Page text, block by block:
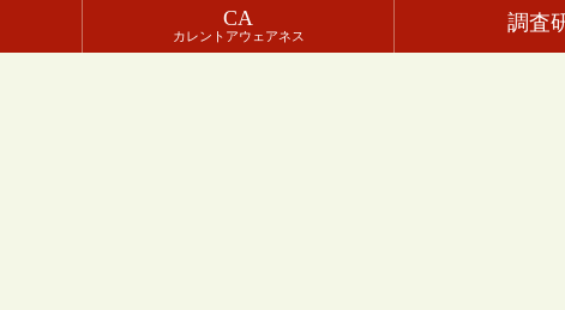
CA
カレントアウェアネス
調査